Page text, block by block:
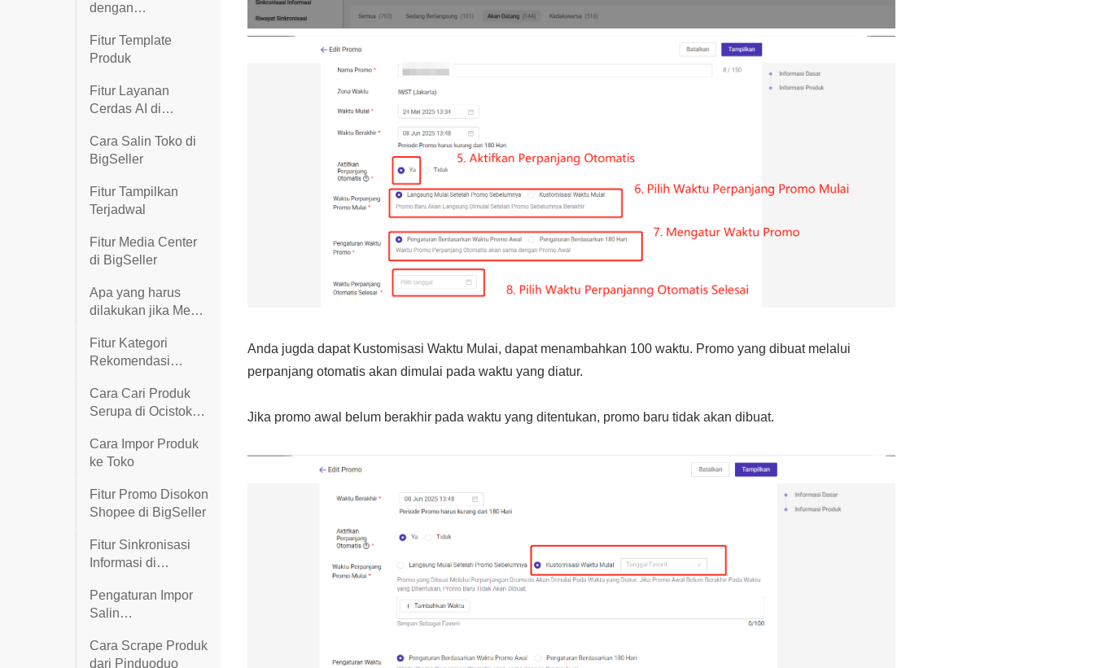
dengan
Jakmall sebagai
contoh)
Fitur Template
Produk
Fitur Layanan
Cerdas AI di
Cara Salin Toko di
BigSeller
Fitur Tampilkan
Terjadwal
Fitur Media Center
di BigSeller
Apa yang harus
dilakukan jika Media
Fitur Kategori
Rekomendasi
Cara Cari Produk
Serupa di Ocistok
Cara Impor Produk
ke Toko
Fitur Promo Disokon
Shopee di BigSeller
Fitur Sinkronisasi
Informasi di
Pengaturan Impor
Salin
Shopee)
Cara Scrape Produk
dari Pinduoduo